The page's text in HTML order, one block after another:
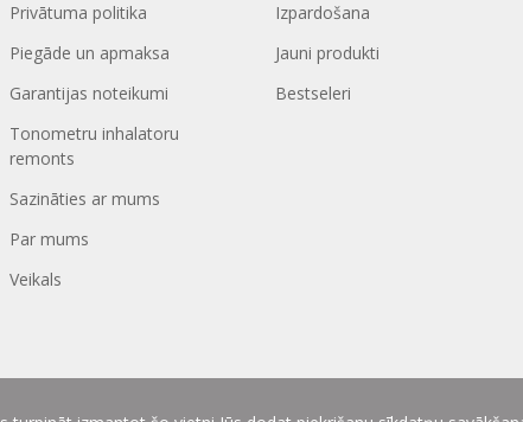
Privātuma politika
Piegāde un apmaksa
Garantijas noteikumi
Tonometru inhalatoru
remonts
Sazināties ar mums
Par mums
Veikals
Izpardošana
Jauni produkti
Bestseleri